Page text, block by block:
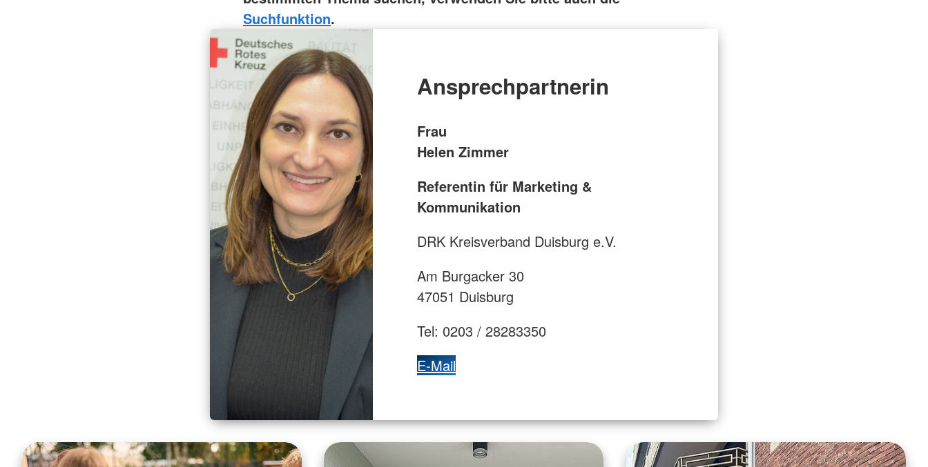
Suchfunktion.
Ansprechpartnerin
Frau
Helen Zimmer
Referentin für Marketing &
Kommunikation
DRK Kreisverband Duisburg e.V.
Am Burgacker 30
47051 Duisburg
Tel: 0203 / 28283350
E-Mail